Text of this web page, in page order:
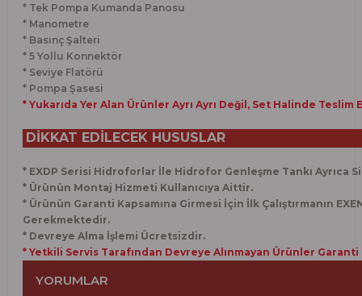
* Tek Pompa Kumanda Panosu
* Manometre
* Basınç Şalteri
* 5 Yollu Konnektör
* Seviye Flatörü
* Pompa Şasesi
* Yukarıda Yer Alan Ürünler Ayrı Ayrı Değil, Set Halinde
DİKKAT EDİLECEK HUSUSLAR
* EXDP Serisi Hidroforlar İle Hidrofor Genleşme Tankı Ayrıca
* Ürünün Montaj Hizmeti Kullanıcıya Aittir.
* Ürünün Garanti Kapsamına Girmesi İçin İlk Çalıştırmanın
Gerekmektedir.
* Devreye Alma İşlemi Ücretsizdir.
* Yetkili Servis Tarafından Devreye Alınmayan Ürünler Garanti
YORUMLAR